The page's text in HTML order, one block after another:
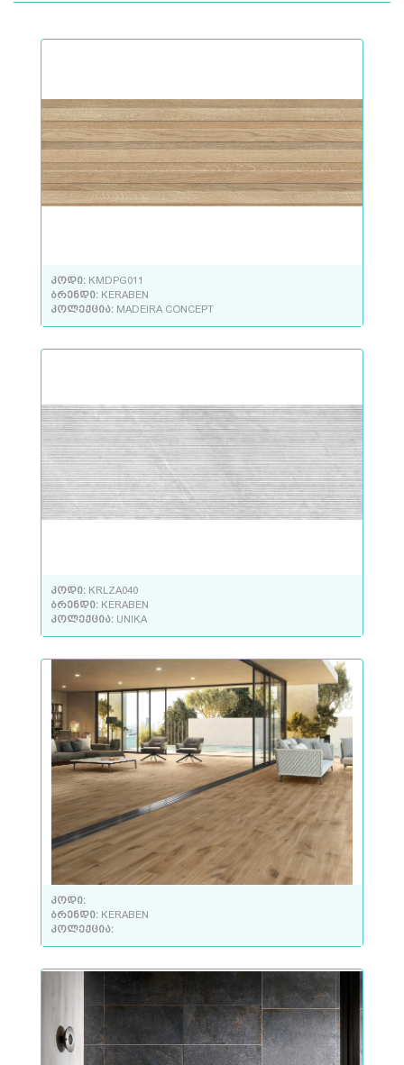
კოდი: KMDPG011
ბრენდი: KERABEN
კოლექცია: MADEIRA CONCEPT
კოდი: KRLZA040
ბრენდი: KERABEN
კოლექცია: UNIKA
კოდი:
ბრენდი: KERABEN
კოლექცია: